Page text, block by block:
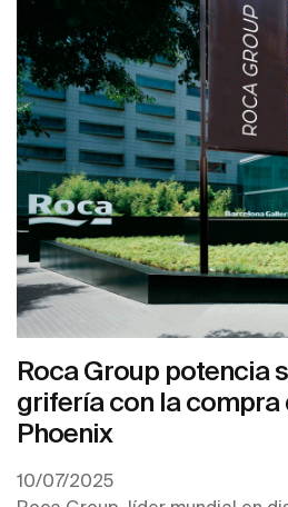
Roca Group potencia
grifería con la compra
Phoenix
10/07/2025